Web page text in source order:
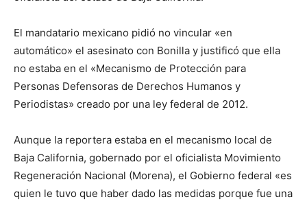
El mandatario mexicano pidió no vincular «en
automático» el asesinato con Bonilla y justificó que ella
no estaba en el «Mecanismo de Protección para
Personas Defensoras de Derechos Humanos y
Periodistas» creado por una ley federal de 2012.
Aunque la reportera estaba en el mecanismo local de
Baja California, gobernado por el oficialista Movimiento
Regeneración Nacional (Morena), el Gobierno federal «es
quien le tuvo que haber dado las medidas porque fue una